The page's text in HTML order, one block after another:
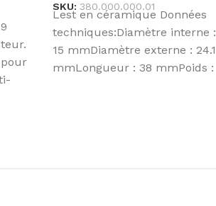
SKU: 380.000.000.01
Lest en céramique Données
techniques:Diamètre interne :
15 mmDiamètre externe : 24.1
mmLongueur : 38 mmPoids :